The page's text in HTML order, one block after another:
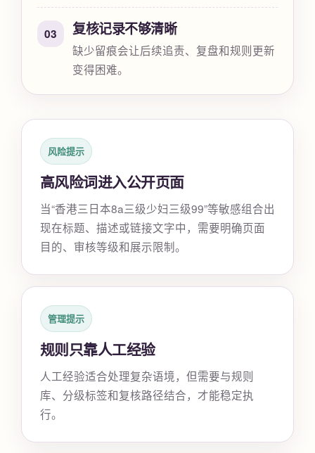
03 复核记录不够清晰
缺少留痕会让后续追责、复盘和规则更新
变得困难。
风险提示
高风险词进入公开页面
当“香港三日本8a三级少妇三级99”等敏感组合出
现在标题、描述或链接文字中，需要明确页面
目的、审核等级和展示限制。
管理提示
规则只靠人工经验
人工经验适合处理复杂语境，但需要与规则
库、分级标签和复核路径结合，才能稳定执
行。